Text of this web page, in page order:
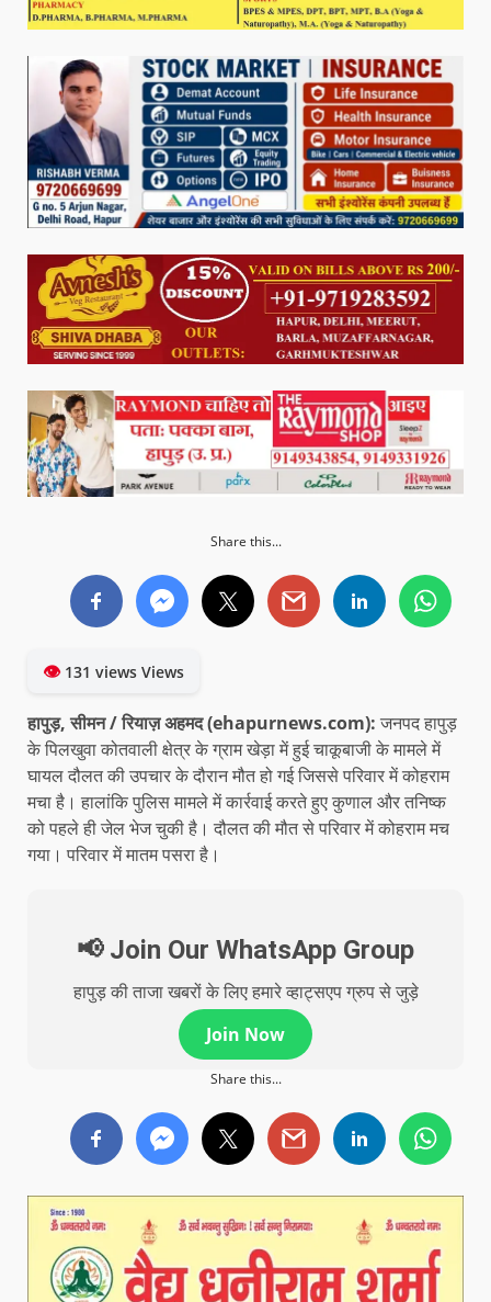
Share this...
👁131 views Views
हापुड़, सीमन / रियाज़ अहमद (ehapurnews.com): जनपद हापुड़
के पिलखुवा कोतवाली क्षेत्र के ग्राम खेड़ा में हुई चाकूबाजी के मामले में
घायल दौलत की उपचार के दौरान मौत हो गई जिससे परिवार में कोहराम
मचा है। हालांकि पुलिस मामले में कार्रवाई करते हुए कुणाल और तनिष्क
को पहले ही जेल भेज चुकी है। दौलत की मौत से परिवार में कोहराम मच
गया। परिवार में मातम पसरा है।
📢 Join Our WhatsApp Group
हापुड़ की ताजा खबरों के लिए हमारे व्हाट्सएप ग्रुप से जुड़े
Join Now
Share this...